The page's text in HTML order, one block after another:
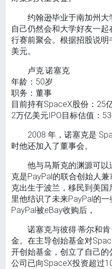
约翰逊毕业于南加州
自己仍然会和大学好友一
行赛前聚会。根据招股说
美元。
卢克·诺塞克
年龄：50岁
职务：董事
目前持有SpaceX股份：25
2万亿美元IPO目标估值：
2008 年，诺塞克是
时他还加入了董事会。
他与马斯克的渊源可以
克是PayPal的联合创始人
克出生于波兰，移民到美
里他结识了未来PayPal的
PayPal被eBay收购后，
诺塞克与彼得·蒂尔和
金。在主导创始基金对
开创始基金，创立了自己的
公司已向SpaceX投资超过